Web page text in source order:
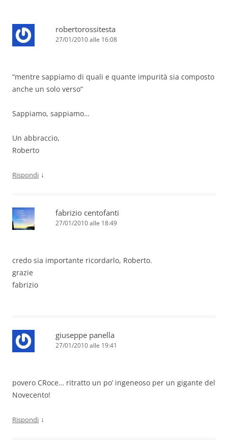
robertorossitesta
27/01/2010 alle 16:08
“mentre sappiamo di quali e quante impurità sia composto
anche un solo verso”
Sappiamo, sappiamo…
Un abbraccio,
Roberto
Rispondi ↓
fabrizio centofanti
27/01/2010 alle 18:49
credo sia importante ricordarlo, Roberto.
grazie
fabrizio
giuseppe panella
27/01/2010 alle 19:41
povero CRoce… ritratto un po’ ingeneoso per un gigante del
Novecento!
Rispondi ↓